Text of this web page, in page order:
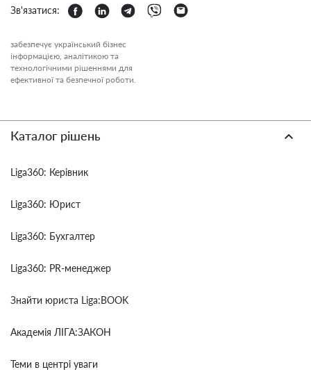
Зв'язатися:
забезпечує український бізнес
інформацією, аналітикою та
технологічними рішеннями для
ефективної та безпечної роботи.
Каталог рішень
Liga360: Керівник
Liga360: Юрист
Liga360: Бухгалтер
Liga360: PR-менеджер
Знайти юриста Liga:BOOK
Академія ЛІГА:ЗАКОН
Теми в центрі уваги